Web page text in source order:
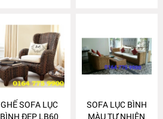
GHẾ SOFA LỤC
BÌNH ĐẸP LB60
SOFA LỤC BÌNH
MÀU TỰ NHIÊN